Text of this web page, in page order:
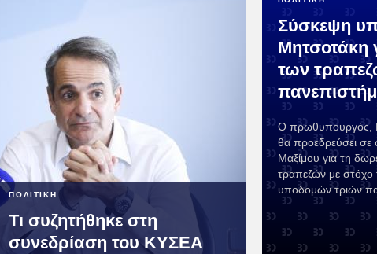
ΠΟΛΙΤΙΚΗ
Τι συζητήθηκε στη
συνεδρίαση του ΚΥΣΕΑ
Σύσκεψη
Μητσοτάκη
των
Ο πρωθυπουργός,
θα προεδρεύσει
Μαξίμου για τη
τραπεζών με στόχο
υποδομών τριών